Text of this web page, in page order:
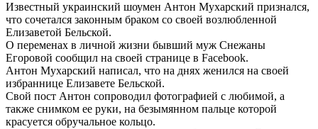
Известный украинский шоумен Антон Мухарский признался,
что сочетался законным браком со своей возлюбленной
Елизаветой Бельской.
О переменах в личной жизни бывший муж Снежаны
Егоровой сообщил на своей странице в Facebook.
Антон Мухарский написал, что на днях женился на своей
избраннице Елизавете Бельской.
Свой пост Антон сопроводил фотографией с любимой, а
также снимком ее руки, на безымянном пальце которой
красуется обручальное кольцо.